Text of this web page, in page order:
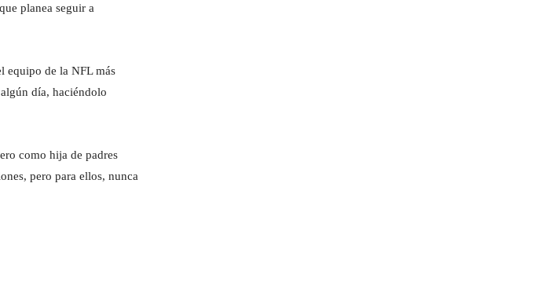
planea seguir a
equipo de la NFL más
día, haciéndolo
como hija de padres
pero para ellos, nunca